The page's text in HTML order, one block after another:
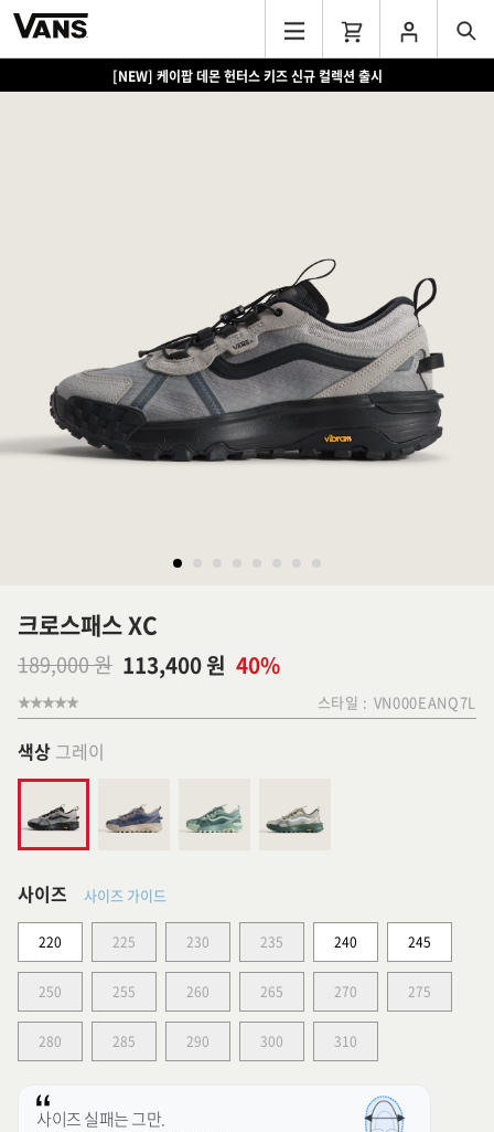
[NEW] 케이팝 데몬 헌터스 키즈 신규 컬렉션 출시
크로스패스 XC
189,000 원 113,400 원 40%
스타일 : VN000EANQ7L
색상 그레이
사이즈 사이즈 가이드
220 225 230 235 240 245
250 255 260 265 270 275
280 285 290 300 310
사이즈 실패는 그만.